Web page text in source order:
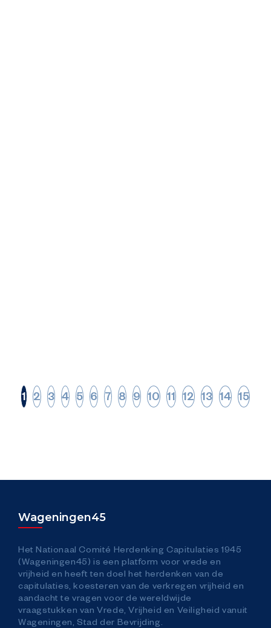
1 2 3 4 5 6 7 8 9 10 11 12 13 14 15
Wageningen45
Het Nationaal Comité Herdenking Capitulaties 1945
(Wageningen45) is een platform voor vrede en
vrijheid en heeft ten doel het herdenken van de
capitulaties, koesteren van de verkregen vrijheid en
aandacht te vragen voor de wereldwijde
vraagstukken van Vrede, Vrijheid en Veiligheid vanuit
Wageningen, Stad der Bevrijding.